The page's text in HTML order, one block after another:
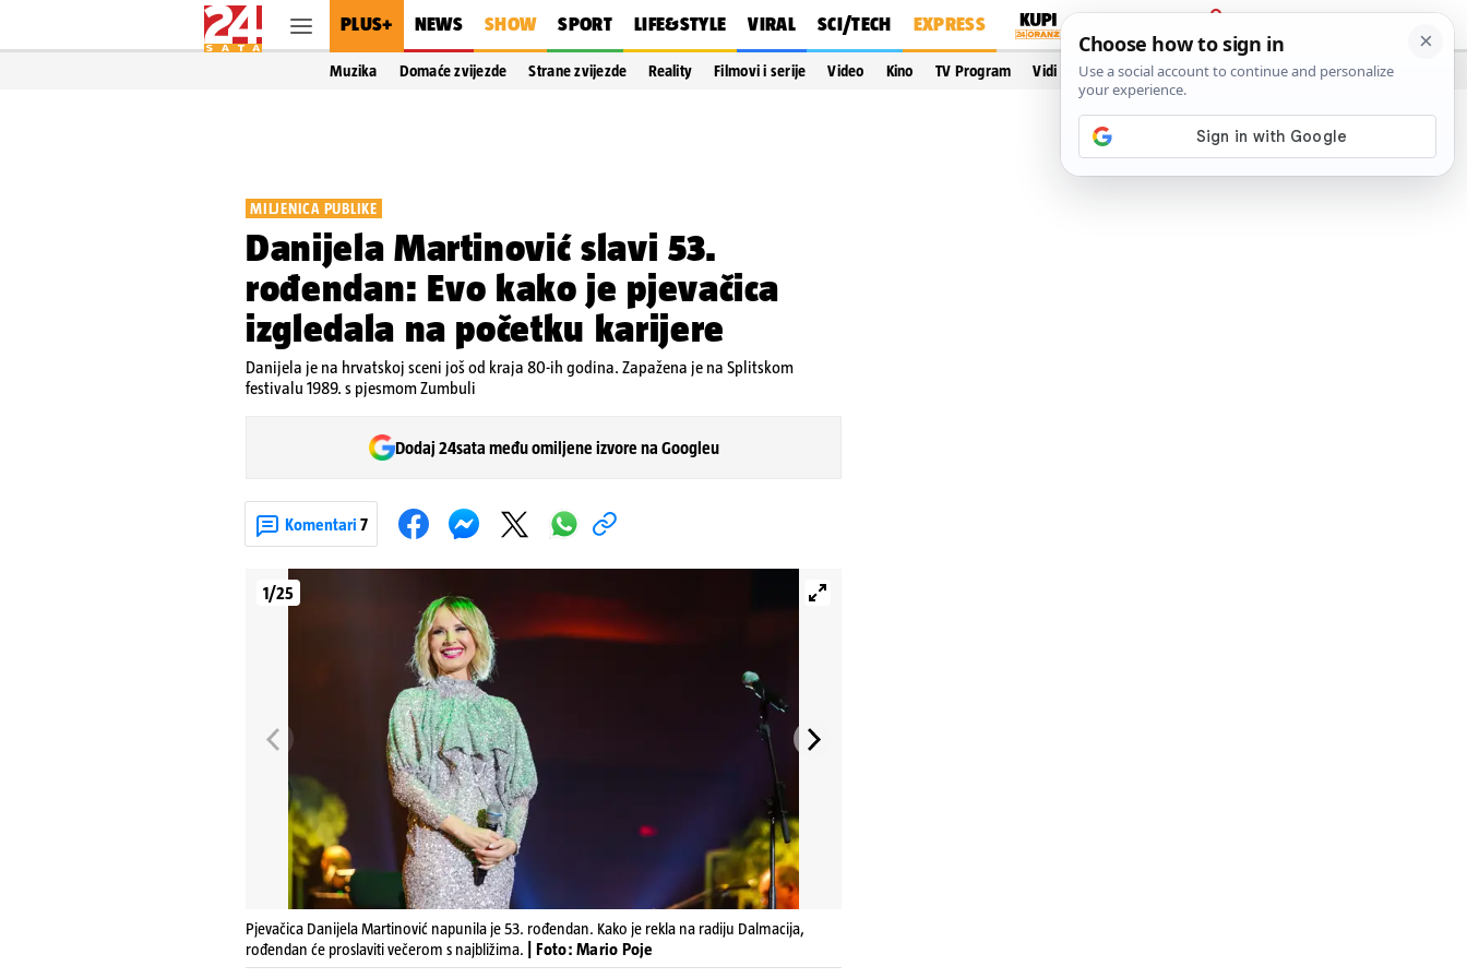
PLUS+ NEWS SHOW SPORT LIFE&STYLE VIRAL SCI/TECH EXPRESS
PRIJAVA
Muzika Domaće zvijezde Strane zvijezde Reality Filmovi i serije Video Kino TV Program Vidi još…
MILJENICA PUBLIKE
Danijela Martinović slavi 53.
rođendan: Evo kako je pjevačica
izgledala na početku karijere
Danijela je na hrvatskoj sceni još od kraja 80-ih godina. Zapažena je na Splitskom
festivalu 1989. s pjesmom Zumbuli
Dodaj 24sata među omiljene izvore na Googleu
Komentari 7
1/25
Pjevačica Danijela Martinović napunila je 53. rođendan. Kako je rekla na radiju Dalmacija,
rođendan će proslaviti večerom s najbližima.
| Foto: Mario Poje